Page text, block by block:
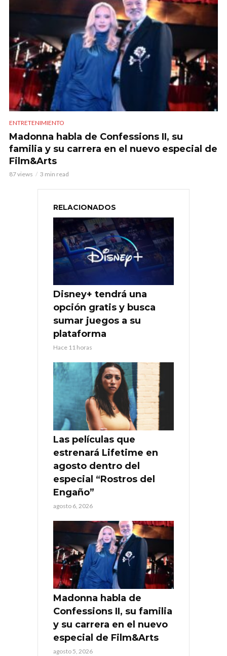
ENTRETENIMIENTO
Madonna habla de Confessions II, su
familia y su carrera en el nuevo especial de
Film&Arts
87 views 3 min read
RELACIONADOS
Disney+ tendrá una
opción gratis y busca
sumar juegos a su
plataforma
Hace 11 horas
Las películas que
estrenará Lifetime en
agosto dentro del
especial “Rostros del
Engaño”
agosto 6, 2026
Madonna habla de
Confessions II, su familia
y su carrera en el nuevo
especial de Film&Arts
agosto 5, 2026